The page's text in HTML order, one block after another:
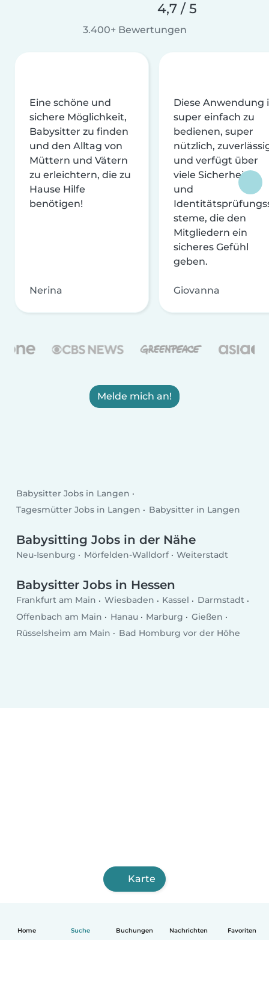
Home Suche Buchungen Nachrichten Favoriten
4,7 / 5
3.400+ Bewertungen
Eine schöne und
sichere Möglichkeit,
Babysitter zu finden
und den Alltag von
Müttern und Vätern
zu erleichtern, die zu
Hause Hilfe
benötigen!
Nerina
Diese Anwendung
super einfach zu
bedienen, super
nützlich,
und verfügt über
viele Sicherheits-
und
steme, die den
Mitgliedern ein
sicheres Gefühl
geben.
Giovanna
Melde mich an!
Babysitter Jobs in Langen
Tagesmütter Jobs in Langen
Babysitter in Langen
Babysitting Jobs in der Nähe
Neu-Isenburg Mörfelden-Walldorf Weiterstadt
Babysitter Jobs in Hessen
Frankfurt am Main Wiesbaden Kassel
Darmstadt
Offenbach am Main
Hanau Marburg
Gießen
Rüsselsheim am Main
Bad Homburg vor der Höhe
Karte